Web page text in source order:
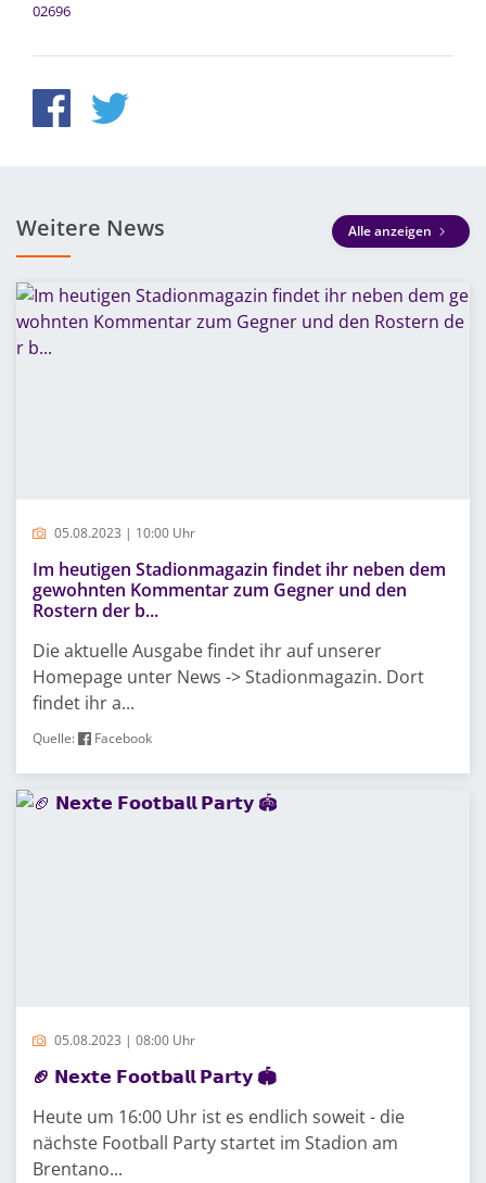
02696
Weitere News Alle anzeigen
05.08.2023 | 10:00 Uhr
Im heutigen Stadionmagazin findet ihr neben dem
gewohnten Kommentar zum Gegner und den
Rostern der b...
Die aktuelle Ausgabe findet ihr auf unserer
Homepage unter News -> Stadionmagazin. Dort
findet ihr a...
Quelle: Facebook
05.08.2023 | 08:00 Uhr
🏈 𝗡𝗲𝘅𝘁𝗲 𝗙𝗼𝗼𝘁𝗯𝗮𝗹𝗹 𝗣𝗮𝗿𝘁𝘆 🏟️
Heute um 16:00 Uhr ist es endlich soweit - die
nächste Football Party startet im Stadion am
Brentano...